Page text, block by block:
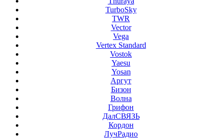
TurboSky
TWR
Vector
Vega
Vertex Standard
Vostok
Yaesu
Yosan
Аргут
Бизон
Волна
Грифон
ДалСВЯЗЬ
Кордон
ЛучРадио